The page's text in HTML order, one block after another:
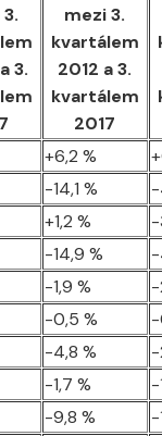
3.
mezi 3.
kvartálem
2012 a 3.
kvartálem
2017
+6,2 %
-14,1 %
-
+1,2 %
-
-14,9 %
-
-1,9 %
-
-0,5 %
-
-4,8 %
-
-1,7 %
-
-9,8 %
-